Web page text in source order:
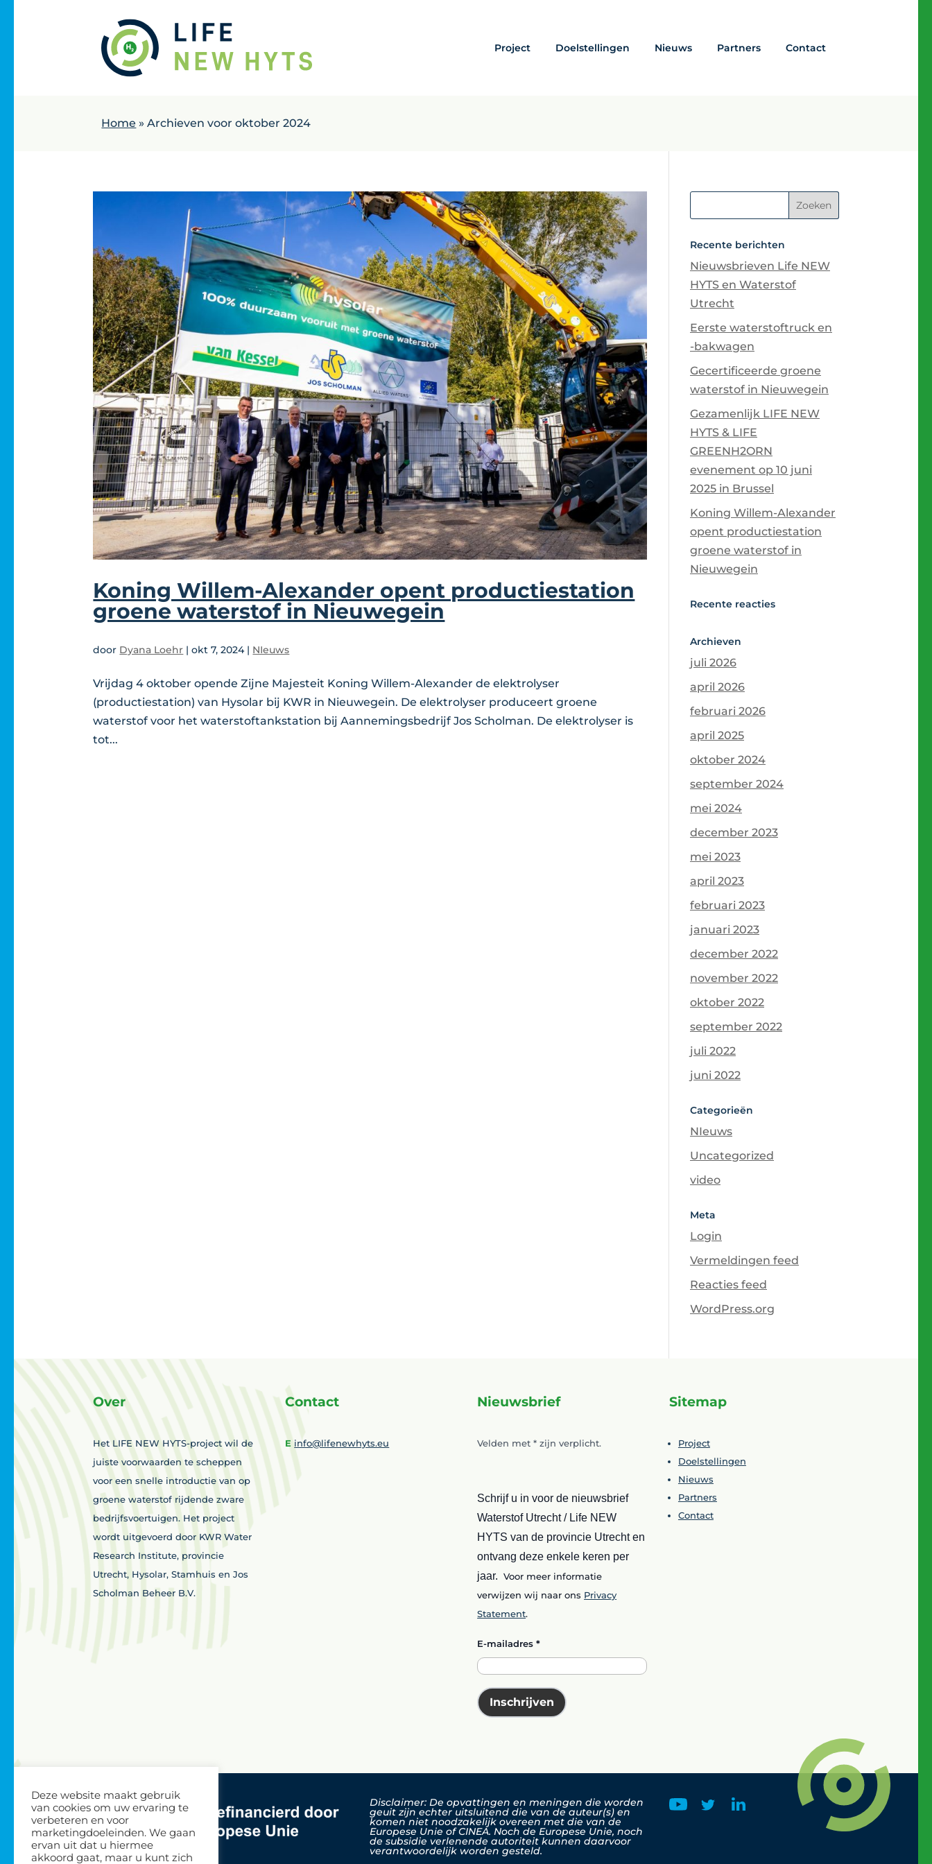
Project Doelstellingen Nieuws Partners Contact
Home »Archieven voor oktober 2024
Koning Willem-Alexander opent productiestation
groene waterstof in Nieuwegein
door Dyana Loehr |okt 7, 2024| NIeuws
Vrijdag 4 oktober opende Zijne Majesteit Koning Willem-Alexander de elektrolyser
(productiestation) van Hysolar bij KWR in Nieuwegein. De elektrolyser produceert groene
waterstof voor het waterstoftankstation bij Aannemingsbedrijf Jos Scholman. De elektrolyser is
tot...
Recente berichten
Nieuwsbrieven Life NEW
HYTS en Waterstof
Utrecht
Eerste waterstoftruck en
-bakwagen
Gecertificeerde groene
waterstof in Nieuwegein
Gezamenlijk LIFE NEW
HYTS & LIFE
GREENH2ORN
evenement op 10 juni
2025 in Brussel
Koning Willem-Alexander
opent productiestation
groene waterstof in
Nieuwegein
Recente reacties
Archieven
juli 2026
april 2026
februari 2026
april 2025
oktober 2024
september 2024
mei 2024
december 2023
mei 2023
april 2023
februari 2023
januari 2023
december 2022
november 2022
oktober 2022
september 2022
juli 2022
juni 2022
Categorieën
NIeuws
Uncategorized
video
Meta
Login
Vermeldingen feed
Reacties feed
WordPress.org
Over
Het LIFE NEW HYTS-project wil de
juiste voorwaarden te scheppen
voor een snelle introductie van op
groene waterstof rijdende zware
bedrijfsvoertuigen. Het project
wordt uitgevoerd door KWR Water
Research Institute, provincie
Utrecht, Hysolar, Stamhuis en Jos
Scholman Beheer B.V.
Contact
E info@lifenewhyts.eu
Nieuwsbrief
Velden met* zijn verplicht.
Schrijf u in voor de nieuwsbrief
Waterstof Utrecht / Life NEW
HYTS van de provincie Utrecht en
ontvang deze enkele keren per
jaar. Voor meer informatie
verwijzen wij naar ons Privacy
Statement.
E-mailadres*
Inschrijven
Sitemap
Project
Doelstellingen
Nieuws
Partners
Contact
Disclaimer: De opvattingen en meningen die worden
geuit zijn echter uitsluitend die van de auteur(s) en
komen niet noodzakelijk overeen met die van de
Europese Unie of CINEA. Noch de Europese Unie, noch
de subsidie verlenende autoriteit kunnen daarvoor
verantwoordelijk worden gesteld.
Deze website maakt gebruik
van cookies om uw ervaring te
verbeteren en voor
marketingdoeleinden. We gaan
ervan uit dat u hiermee
akkoord gaat, maar u kunt zich